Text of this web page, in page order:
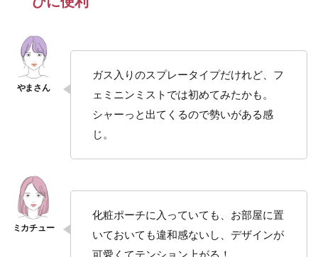
ーラ
3.2
【ス
テッ
プ1】
ミニ
ンソ
ープ
3.3
ガス入りのスプレータイプだけれど、フ
ェミニンミストでは初めてみたかも。
シャーっと出てくるので勢いがある感
じ。
化粧ポーチに入っていても、お部屋に置
いておいても違和感ないし、デザインが
可愛くてテンション上がる！